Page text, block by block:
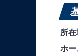
所在
ホー